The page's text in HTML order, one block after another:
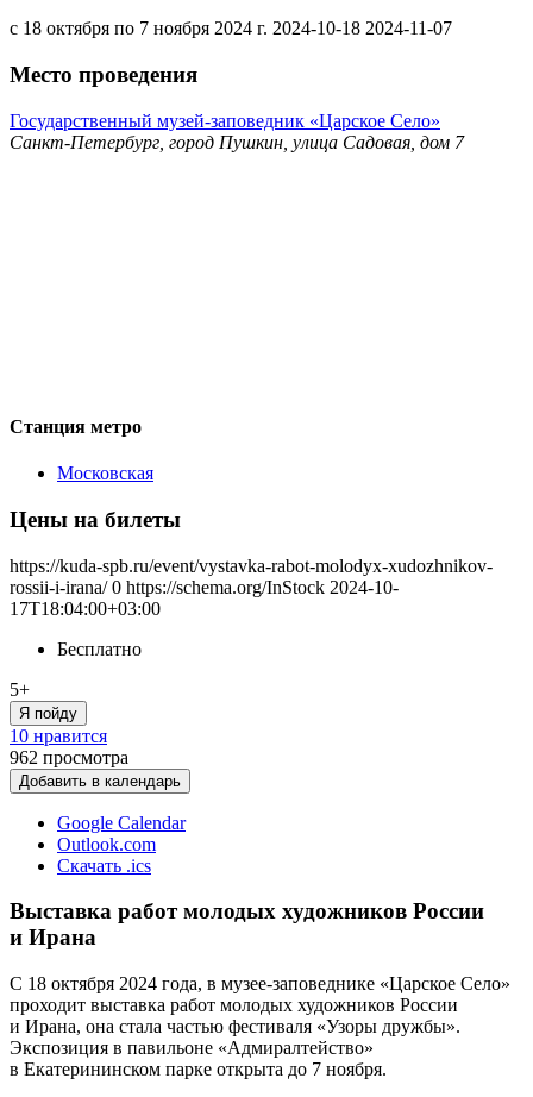
с 18 октября по 7 ноября 2024 г. 2024-10-18 2024-11-07
Место проведения
Государственный музей-заповедник «Царское Село»
Санкт-Петербург, город Пушкин, улица Садовая, дом 7
Станция метро
Московская
Цены на билеты
https://kuda-spb.ru/event/vystavka-rabot-molodyx-xudozhnikov-
rossii-i-irana/ 0 https://schema.org/InStock 2024-10-
17T18:04:00+03:00
Бесплатно
5+
Я пойду
10 нравится
962 просмотра
Добавить в календарь
Google Calendar
Outlook.com
Скачать .ics
Выставка работ молодых художников России
и Ирана
С 18 октября 2024 года, в музее-заповеднике «Царское Село»
проходит выставка работ молодых художников России
и Ирана, она стала частью фестиваля «Узоры дружбы».
Экспозиция в павильоне «Адмиралтейство»
в Екатерининском парке открыта до 7 ноября.